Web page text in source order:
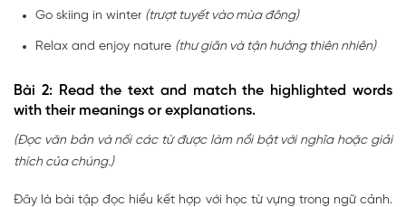
Go skiing in winter (trượt tuyết vào mùa đông)
Relax and enjoy nature (thư giãn và tận hưởng thiên nhiên)
Bài 2: Read the text and match the highlighted words
with their meanings or explanations.
(Đọc văn bản và nối các từ được làm nổi bật với nghĩa hoặc giải
thích của chúng.)
Đây là bài tập đọc hiểu kết hợp với học từ vựng trong ngữ cảnh.